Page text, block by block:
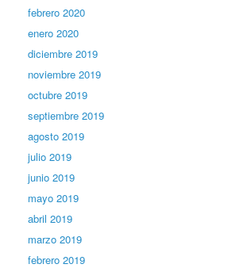
febrero 2020
enero 2020
diciembre 2019
noviembre 2019
octubre 2019
septiembre 2019
agosto 2019
julio 2019
junio 2019
mayo 2019
abril 2019
marzo 2019
febrero 2019